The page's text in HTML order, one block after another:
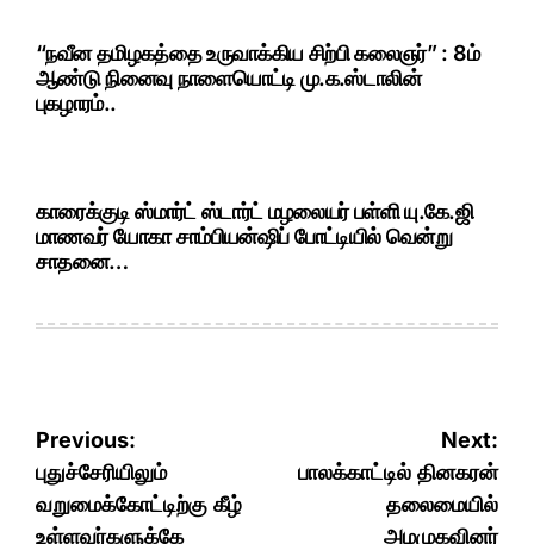
“நவீன தமிழகத்தை உருவாக்கிய சிற்பி கலைஞர்” : 8ம்
ஆண்டு நினைவு நாளையொட்டி மு.க.ஸ்டாலின்
புகழாரம்..
காரைக்குடி ஸ்மார்ட் ஸ்டார்ட் மழலையர் பள்ளி யு.கே.ஜி
மாணவர் யோகா சாம்பியன்ஷிப் போட்டியில் வென்று
சாதனை…
Post
navigation
Previous:
புதுச்சேரியிலும்
வறுமைக்கோட்டிற்கு கீழ்
உள்ளவர்களுக்கே
Next:
பாலக்காட்டில் தினகரன்
தலைமையில்
அமமுகவினர்